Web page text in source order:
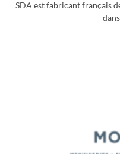
SDA est fabricant français